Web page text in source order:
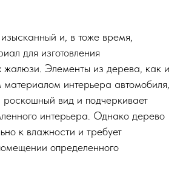
и, в тоже время,
для изготовления
жалюзи. Элементы из дерева, как и
материалом интерьера автомобиля,
вид и подчеркивает
интерьера. Однако дерево
к влажности и требует
определенного